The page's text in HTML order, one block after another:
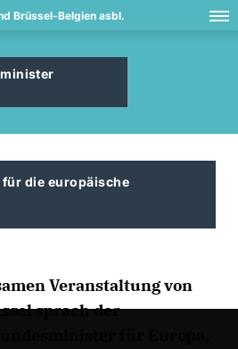
Brüssel-Belgien asbl.
die europäische
Veranstaltung von
sprach der
für Europa,